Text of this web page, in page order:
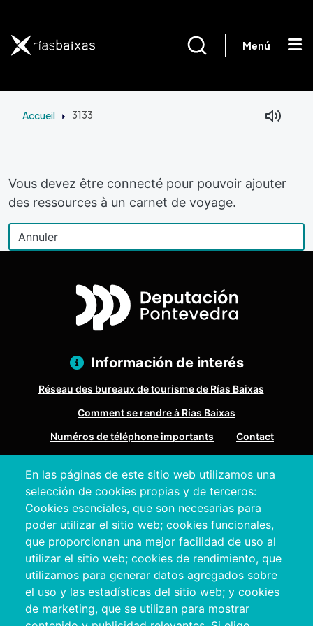
Menú
Accueil 3133
Vous devez être connecté pour pouvoir ajouter
des ressources à un carnet de voyage.
En las páginas de este sitio web utilizamos una
selección de cookies propias y de terceros:
Cookies esenciales, que son necesarias para
poder utilizar el sitio web; cookies funcionales,
que proporcionan una mejor facilidad de uso al
utilizar el sitio web; cookies de rendimiento, que
utilizamos para generar datos agregados sobre
el uso y las estadísticas del sitio web; y cookies
de marketing, que se utilizan para mostrar
Información de interés
Réseau des bureaux de tourisme de Rías Baixas
Comment se rendre à Rías Baixas
Numéros de téléphone importants
Contact
Pazo Deputación Provincial. Avda. Montero Ríos, s/n - 36071
Pontevedra
+34 986 804 100 | +34 986 804 124